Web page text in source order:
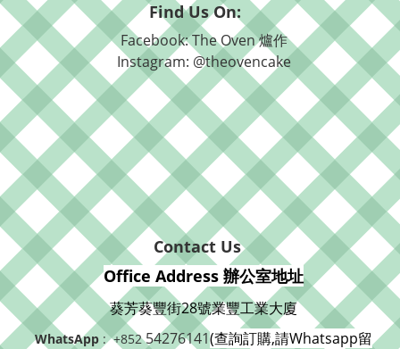
Find Us On:
Facebook: The Oven 爐作
Instagram: @theovencake
Contact Us
Office Address 辦公室地址
葵芳葵豐街28號業豐工業大廈
WhatsApp : +85254276141(查詢訂購,請Whatsapp留